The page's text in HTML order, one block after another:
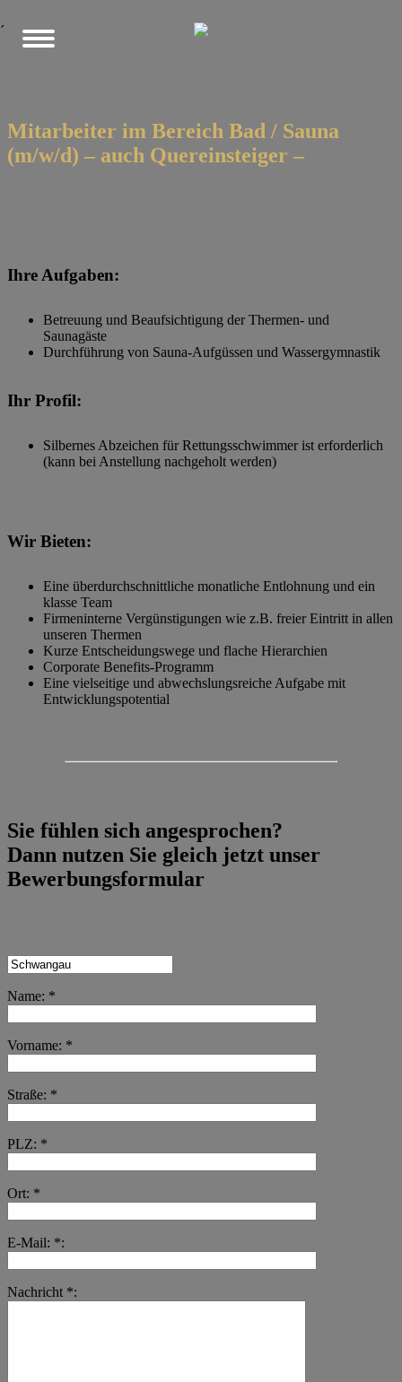
´
Mitarbeiter im Bereich Bad / Sauna
(m/w/d) – auch Quereinsteiger –
Ihre Aufgaben:
Betreuung und Beaufsichtigung der Thermen- und
Saunagäste
Durchführung von Sauna-Aufgüssen und Wassergymnastik
Ihr Profil:
Silbernes Abzeichen für Rettungsschwimmer ist erforderlich
(kann bei Anstellung nachgeholt werden)
Wir Bieten:
Eine überdurchschnittliche monatliche Entlohnung und ein
klasse Team
Firmeninterne Vergünstigungen wie z.B. freier Eintritt in allen
unseren Thermen
Kurze Entscheidungswege und flache Hierarchien
Corporate Benefits-Programm
Eine vielseitige und abwechslungsreiche Aufgabe mit
Entwicklungspotential
Sie fühlen sich angesprochen?
Dann nutzen Sie gleich jetzt unser
Bewerbungsformular
Name: *
Vorname: *
Straße: *
PLZ: *
Ort: *
E-Mail: *:
Nachricht *: